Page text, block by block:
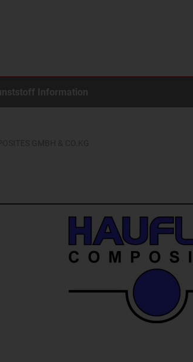
Information